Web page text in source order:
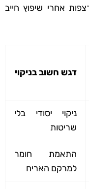
אחרי שיפוץ חייב
דגש חשוב בניקוי
ניקוי יסודי בלי
שריטות
התאמת חומר
למרקם האריח